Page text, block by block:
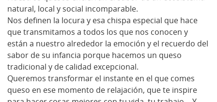
natural, local y social incomparable.
Nos definen la locura y esa chispa especial que hace
que transmitamos a todos los que nos conocen y
están a nuestro alrededor la emoción y el recuerdo del
sabor de su infancia porque hacemos un queso
tradicional y de calidad excepcional.
Queremos transformar el instante en el que comes
queso en ese momento de relajación, que te inspire